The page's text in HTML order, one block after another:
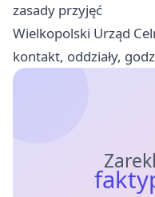
zasady przyjęć
Wielkopolski Urząd
kontakt, oddziały,